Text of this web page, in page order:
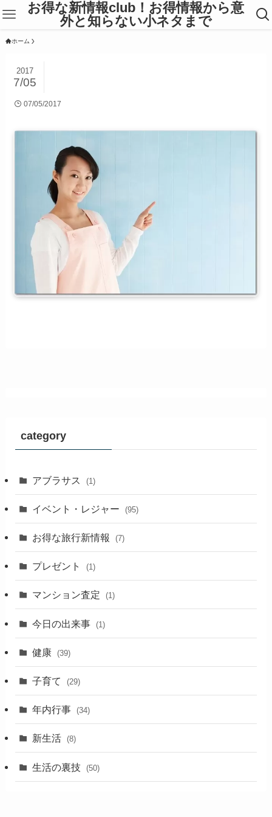
お得な新情報club！お得情報から意
外と知らない小ネタまで
ホーム
2017
7/05
07/05/2017
category
アブラサス (1)
イベント・レジャー (95)
お得な旅行新情報 (7)
プレゼント (1)
マンション査定 (1)
今日の出来事 (1)
健康 (39)
子育て (29)
年内行事 (34)
新生活 (8)
生活の裏技 (50)